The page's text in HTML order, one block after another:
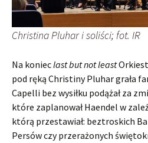
Christina Pluhar i soliści; fot. IR
Na konieclast but not least
pod ręką Christiny Pluhar grała
Capelli bez wysiłku podążał za
które zaplanował Haendel w
którą przestawiał: beztroskich
Persów czy przerażonych